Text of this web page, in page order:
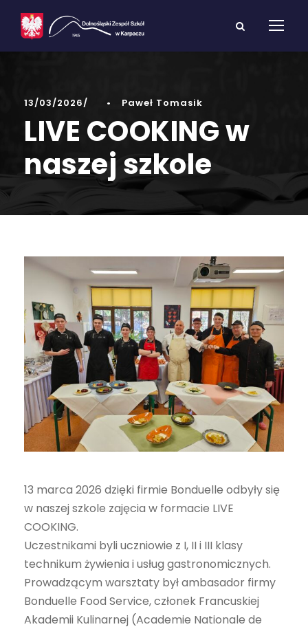
13/03/2026 • Paweł Tomasik
LIVE COOKING w
naszej szkole
13 marca 2026 dzięki firmie Bonduelle odbyły się
w naszej szkole zajęcia w formacie LIVE
COOKING.
Uczestnikami byli uczniowie z I, II i III klasy
technikum żywienia i usług gastronomicznych.
Prowadzącym warsztaty był ambasador firmy
Bonduelle Food Service, członek Francuskiej
Akademii Kulinarnej (Academie Nationale de